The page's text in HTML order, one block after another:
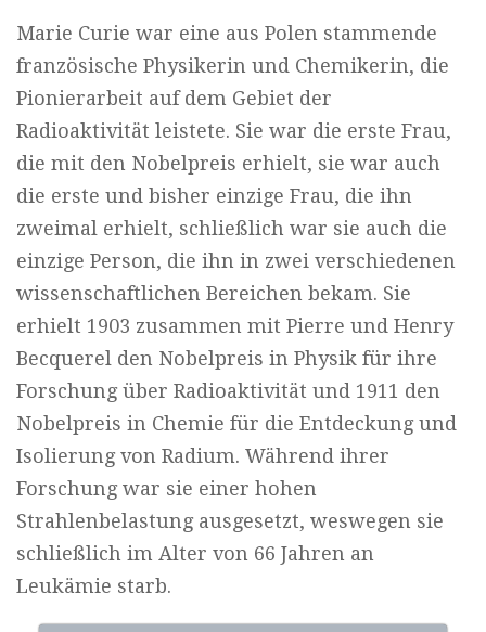
Marie Curie war eine aus Polen stammende
französische Physikerin und Chemikerin, die
Pionierarbeit auf dem Gebiet der
Radioaktivität leistete. Sie war die erste Frau,
die mit den Nobelpreis erhielt, sie war auch
die erste und bisher einzige Frau, die ihn
zweimal erhielt, schließlich war sie auch die
einzige Person, die ihn in zwei verschiedenen
wissenschaftlichen Bereichen bekam. Sie
erhielt 1903 zusammen mit Pierre und Henry
Becquerel den Nobelpreis in Physik für ihre
Forschung über Radioaktivität und 1911 den
Nobelpreis in Chemie für die Entdeckung und
Isolierung von Radium. Während ihrer
Forschung war sie einer hohen
Strahlenbelastung ausgesetzt, weswegen sie
schließlich im Alter von 66 Jahren an
Leukämie starb.